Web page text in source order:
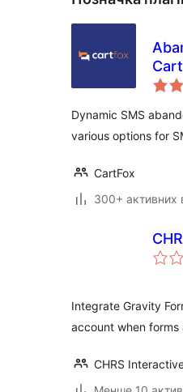
Dynamic SMS
various options for
CartFox
300+ активних
Integrate Gravity
account when forms
CHRS